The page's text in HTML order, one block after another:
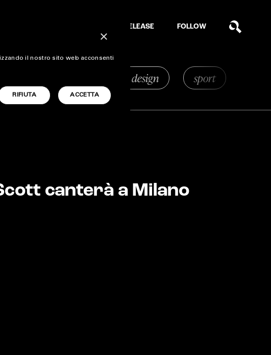
RELEASE FOLLOW
art & design sport
canterà a Milano
×
il nostro sito web acconsenti
ACCETTA
RIFIUTA